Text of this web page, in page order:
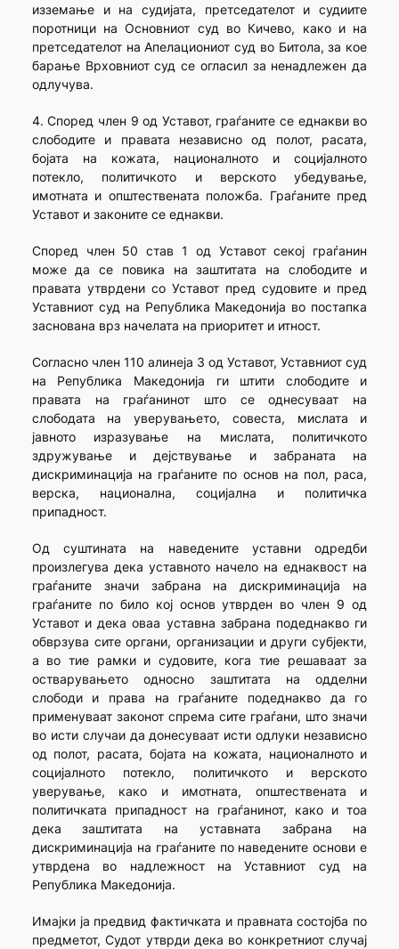
изземање и на судијата, претседателот и судиите
поротници на Основниот суд во Кичево, како и на
претседателот на Апелациониот суд во Битола, за кое
барање Врховниот суд се огласил за ненадлежен да
одлучува.
4. Според член 9 од Уставот, граѓаните се еднакви во
слободите и правата независно од полот, расата,
бојата на кожата, националното и социјалното
потекло, политичкото и верското убедување,
имотната и општествената положба. Граѓаните пред
Уставот и законите се еднакви.
Според член 50 став 1 од Уставот секој граѓанин
може да се повика на заштитата на слободите и
правата утврдени со Уставот пред судовите и пред
Уставниот суд на Република Македонија во постапка
заснована врз начелата на приоритет и итност.
Согласно член 110 алинеја 3 од Уставот, Уставниот суд
на Република Македонија ги штити слободите и
правата на граѓанинот што се однесуваат на
слободата на уверувањето, совеста, мислата и
јавното изразување на мислата, политичкото
здружување и дејствување и забраната на
дискриминација на граѓаните по основ на пол, раса,
верска, национална, социјална и политичка
припадност.
Од суштината на наведените уставни одредби
произлегува дека уставното начело на еднаквост на
граѓаните значи забрана на дискриминација на
граѓаните по било кој основ утврден во член 9 од
Уставот и дека оваа уставна забрана подеднакво ги
обврзува сите органи, организации и други субјекти,
а во тие рамки и судовите, кога тие решаваат за
остварувањето односно заштитата на одделни
слободи и права на граѓаните подеднакво да го
применуваат законот спрема сите граѓани, што значи
во исти случаи да донесуваат исти одлуки независно
од полот, расата, бојата на кожата, националното и
социјалното потекло, политичкото и верското
уверување, како и имотната, општествената и
политичката припадност на граѓанинот, како и тоа
дека заштитата на уставната забрана на
дискриминација на граѓаните по наведените основи е
утврдена во надлежност на Уставниот суд на
Република Македонија.
Имајки ја предвид фактичката и правната состојба по
предметот, Судот утврди дека во конкретниот случај